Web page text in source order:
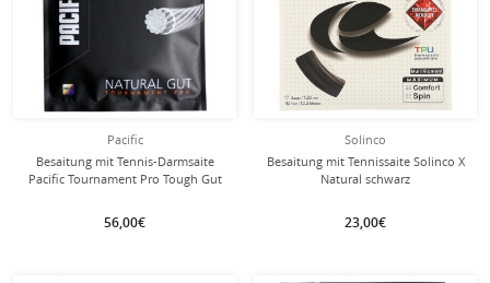
Pacific
Besaitung mit Tennis-Darmsaite
Pacific Tournament Pro Tough Gut
56,00€
Solinco
Besaitung mit Tennissaite Solinco X
Natural schwarz
23,00€